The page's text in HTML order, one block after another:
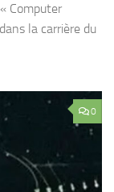
Computer
la carrière du
0